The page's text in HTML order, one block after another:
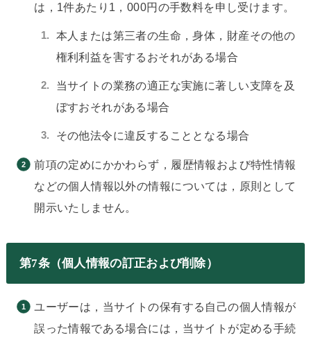
は，1件あたり1，000円の手数料を申し受けます。
本人または第三者の生命，身体，財産その他の
権利利益を害するおそれがある場合
当サイトの業務の適正な実施に著しい支障を及
ぼすおそれがある場合
その他法令に違反することとなる場合
前項の定めにかかわらず，履歴情報および特性情報
などの個人情報以外の情報については，原則として
開示いたしません。
第7条（個人情報の訂正および削除）
ユーザーは，当サイトの保有する自己の個人情報が
誤った情報である場合には，当サイトが定める手続